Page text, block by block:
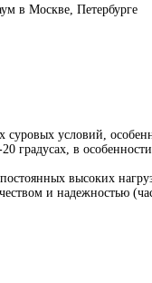
в Москве, Петербурге
условий,
градусах, в
высоких
и надежностью